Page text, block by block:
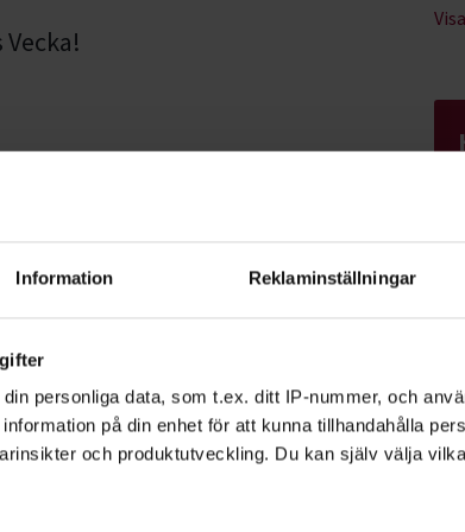
Information Reklaminställningar
din personliga data, som t.ex. ditt IP-nummer, och
på din enhet för att kunna tillhandahålla
och produktutveckling. Du kan själv välja